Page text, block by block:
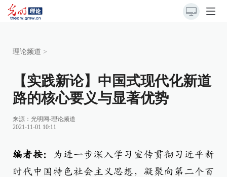
理论频道 >
【实践新论】中国式现代化新道
路的核心要义与显著优势
来源： 光明网-理论频道
2021-11-01 10:11
编者按：
为进一步深入学习宣传贯彻习近平新
时代中国特色社会主义思想，凝聚向第二个百